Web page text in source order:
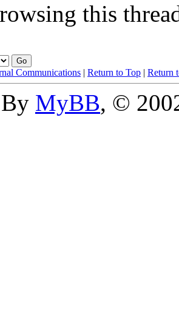
this
Communications | Return to Top | Return
MyBB, ©